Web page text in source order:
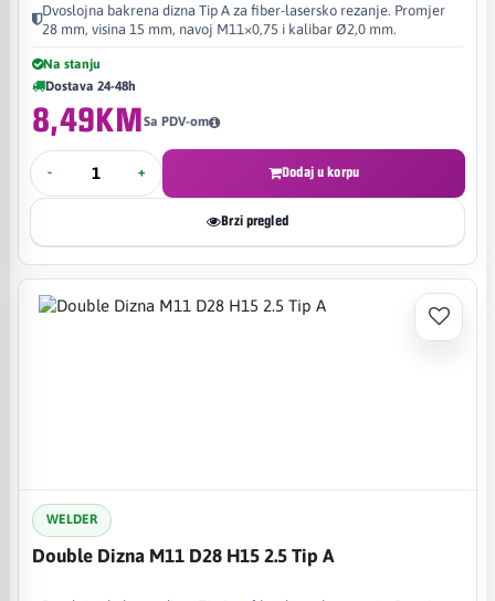
Dvoslojna bakrena dizna Tip A za fiber-lasersko rezanje. Promjer
28 mm, visina 15 mm, navoj M11×0,75 i kalibar Ø2,0 mm.
Na stanju
Dostava 24-48h
8,49KMSa PDV-om
- + Dodaj u korpu
Brzi pregled
WELDER
Double Dizna M11 D28 H15 2.5 Tip A